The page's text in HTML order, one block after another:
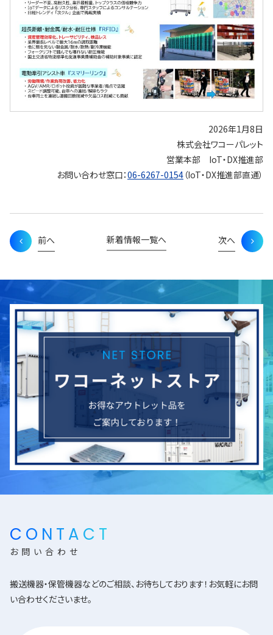
2026年1月8日
株式会社ワコーパレット
営業本部 IoT・DX推進部
お問い合わせ窓口：06-6267-0154 （IoT・DX推進部直通）
前へ 次へ
新着情報一覧へ
CONTACT
お問い合わせ
搬送機器・保管機器などのご相談、お待ちしております！お気軽にお問
い合わせくださいませ。